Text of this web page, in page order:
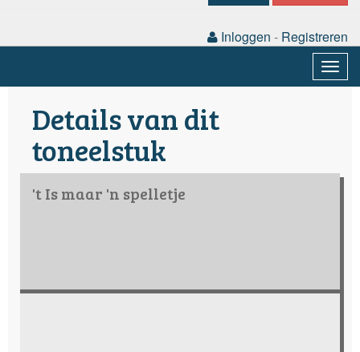
Inloggen - Registreren
Details van dit
toneelstuk
't Is maar 'n spelletje